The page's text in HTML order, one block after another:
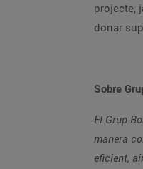
projecte,
donar
Sobre
El Grup
manera
eficient,